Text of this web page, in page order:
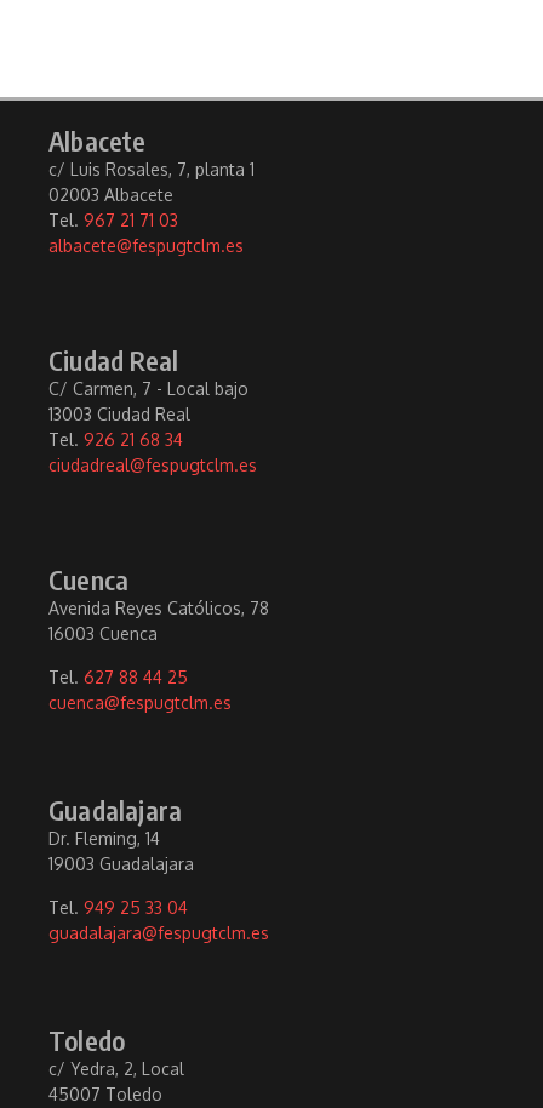
Albacete
c/ Luis Rosales, 7, planta 1
02003 Albacete
Tel. 967 21 71 03
albacete@fespugtclm.es
Ciudad Real
C/ Carmen, 7 - Local bajo
13003 Ciudad Real
Tel. 926 21 68 34
ciudadreal@fespugtclm.es
Cuenca
Avenida Reyes Católicos, 78
16003 Cuenca
Tel. 627 88 44 25
cuenca@fespugtclm.es
Guadalajara
Dr. Fleming, 14
19003 Guadalajara
Tel. 949 25 33 04
guadalajara@fespugtclm.es
Toledo
c/ Yedra, 2, Local
45007 Toledo